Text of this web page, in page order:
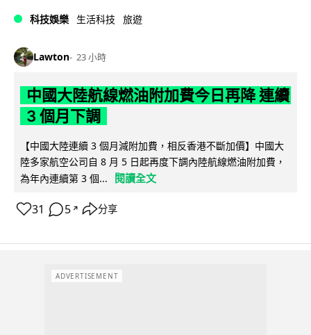
科技娛樂 生活科技 旅遊
Lawton 23 小時
中國大陸航線燃油附加費今日再降 連續
3 個月下調
【中國大陸連續 3 個月減附加費，相反香港不斷加價】中國大
陸多家航空公司自 8 月 5 日起再度下調內陸航線燃油附加費，
為年內連續第 3 個...
閱讀全文
31 5 ↗ 分享
ADVERTISEMENT